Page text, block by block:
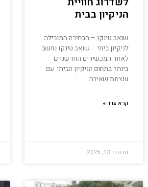
הניקיון בבית
שואב טינקו – הבחירה המובילה
לניקיון ביתי שואב טינקו נחשב
לאחד המכשירים החדשניים
ביותר בתחום הניקיון הביתי. עם
עוצמת שאיבה
קרא עוד »
נובמבר 13, 2025